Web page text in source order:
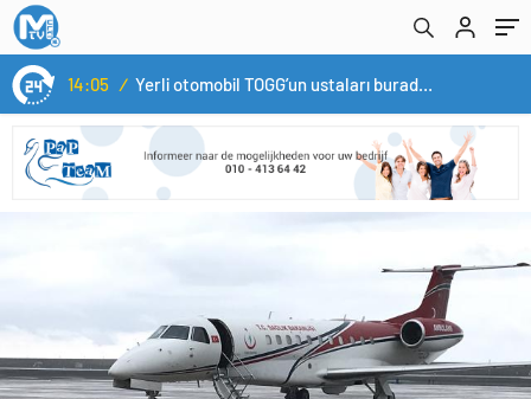
14:05 / Yerli otomobil TOGG’un ustaları burada yetişecek